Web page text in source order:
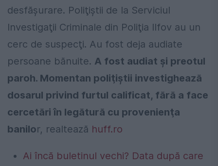
desfășurare. Poliţiştii de la Serviciul
Investigaţii Criminale din Poliţia Ilfov au un
cerc de suspecţi. Au fost deja audiate
persoane bănuite. A fost audiat şi preotul
paroh. Momentan poliţiştii investighează
dosarul privind furtul calificat, fără a face
cercetări în legătură cu provenienţa
banilor, realtează huff.ro
Ai încă buletinul vechi? Data după care